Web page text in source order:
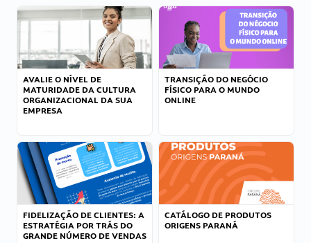
AVALIE O NÍVEL DE
MATURIDADE DA CULTURA
ORGANIZACIONAL DA SUA
EMPRESA
TRANSIÇÃO DO NEGÓCIO
FÍSICO PARA O MUNDO
ONLINE
FIDELIZAÇÃO DE CLIENTES: A
ESTRATÉGIA POR TRÁS DO
GRANDE NÚMERO DE VENDAS
CATÁLOGO DE PRODUTOS
ORIGENS PARANÁ